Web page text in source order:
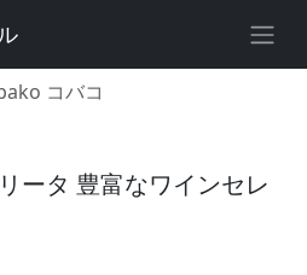
コバコ
ータ 豊富なワインセレ